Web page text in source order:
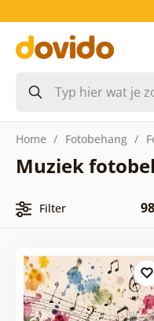
Home Fotobehang
Muziek
Filter 98